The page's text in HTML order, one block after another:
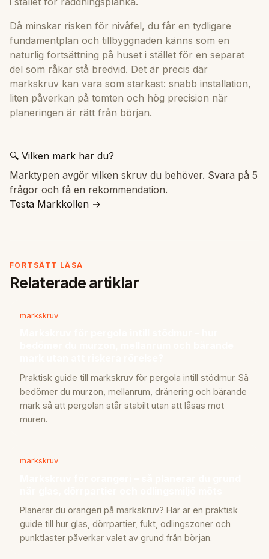
Då minskar risken för nivåfel, du får en tydligare
fundamentplan och tillbyggnaden känns som en
naturlig fortsättning på huset i stället för en separat
del som råkar stå bredvid. Det är precis där
markskruv kan vara som starkast: snabb installation,
liten påverkan på tomten och hög precision när
planeringen är rätt från början.
🔍 Vilken mark har du?
Marktypen avgör vilken skruv du behöver. Svara på 5
frågor och få en rekommendation.
Testa Markkollen →
FORTSÄTT LÄSA
Relaterade artiklar
markskruv
Praktisk guide till markskruv för pergola intill stödmur. Så
bedömer du murzon, mellanrum, dränering och bärande
mark så att pergolan står stabilt utan att låsas mot
muren.
markskruv
Planerar du orangeri på markskruv? Här är en praktisk
guide till hur glas, dörrpartier, fukt, odlingszoner och
punktlaster påverkar valet av grund från början.